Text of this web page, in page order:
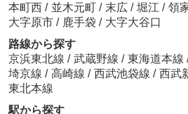
本町西 / 並木元町 / 末広 / 堀江 / 領
大字原市 / 鹿手袋 / 大字大谷口
路線から探す
京浜東北線 / 武蔵野線 / 東海道本線
埼京線 / 高崎線 / 西武池袋線 / 西武
東北本線
駅から探す